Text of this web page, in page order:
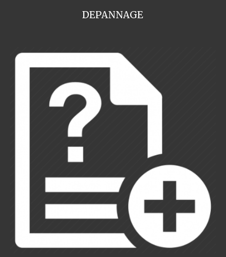
DEPANNAGE